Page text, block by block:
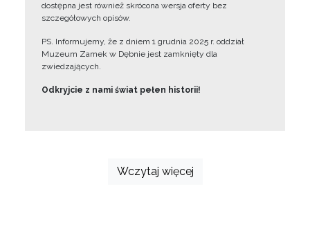
dostępna jest również skrócona wersja oferty bez
szczegółowych opisów.
PS. Informujemy, że z dniem 1 grudnia 2025 r. oddział
Muzeum Zamek w Dębnie jest zamknięty dla
zwiedzających.
Odkryjcie z nami świat pełen historii!
Wczytaj więcej